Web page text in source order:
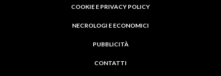
COOKIE E PRIVACY POLICY
NECROLOGI E ECONOMICI
PUBBLICITÀ
CONTATTI